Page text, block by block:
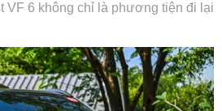
VF 6 không chỉ là phương tiện đi lại